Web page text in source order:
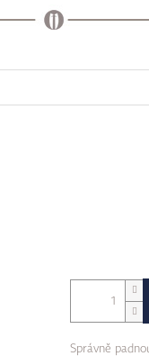
Správně